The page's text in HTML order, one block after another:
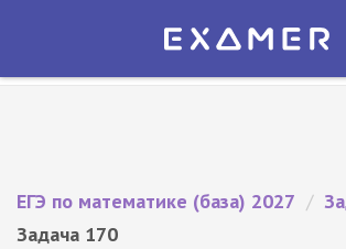
Экзамер — ЕГЭ 2027
ЕГЭ по математике (база) 2027 /
Задача 170